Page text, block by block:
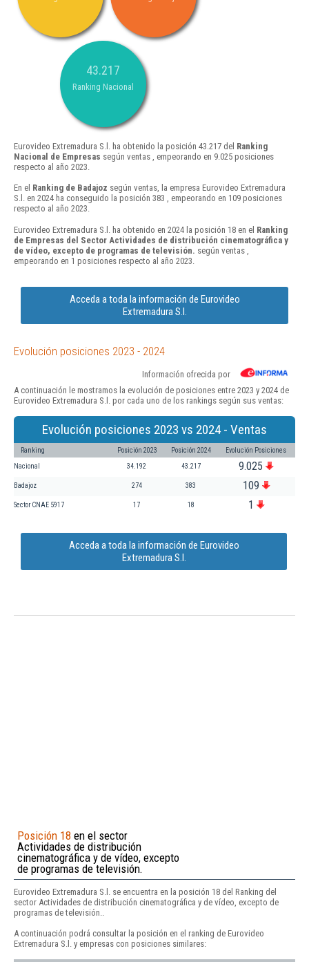
43.217
Ranking Nacional
Eurovideo Extremadura S.l. ha obtenido la posición 43.217 del Ranking
Nacional de Empresas según ventas , empeorando en 9.025 posiciones
respecto al año 2023.
En el Ranking de Badajoz según ventas, la empresa Eurovideo Extremadura
S.l. en 2024 ha conseguido la posición 383 , empeorando en 109 posiciones
respecto al año 2023.
Eurovideo Extremadura S.l. ha obtenido en 2024 la posición 18 en el Ranking
de Empresas del Sector Actividades de distribución cinematográfica y
de vídeo, excepto de programas de televisión. según ventas ,
empeorando en 1 posiciones respecto al año 2023.
Acceda a toda la información de Eurovideo
Extremadura S.l.
Evolución posiciones 2023 - 2024
Información ofrecida por
A continuación le mostramos la evolución de posiciones entre 2023 y 2024 de
Eurovideo Extremadura S.l. por cada uno de los rankings según sus ventas:
Evolución posiciones 2023 vs 2024 - Ventas
Ranking Posición 2023 Posición 2024 Evolución Posiciones
Nacional 34.192 43.217 9.025
Badajoz 274 383 109
Sector CNAE 5917 17 18 1
Acceda a toda la información de Eurovideo
Extremadura S.l.
Posición 18 en el sector
Actividades de distribución
cinematográfica y de vídeo, excepto
de programas de televisión.
Eurovideo Extremadura S.l. se encuentra en la posición 18 del Ranking del
sector Actividades de distribución cinematográfica y de vídeo, excepto de
programas de televisión..
A continuación podrá consultar la posición en el ranking de Eurovideo
Extremadura S.l. y empresas con posiciones similares: